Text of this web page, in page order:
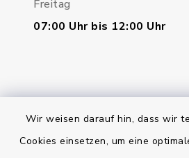
Wir weisen darauf hin, dass wir
Cookies einsetzen, um eine
Freitag
07:00 Uhr bis 12:00 Uhr